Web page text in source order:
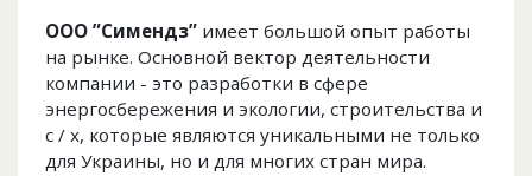
ООО ”Симендз” имеет большой опыт работы
на рынке. Основной вектор деятельности
компании - это разработки в сфере
энергосбережения и экологии, строительства и
с / х, которые являются уникальными не только
для Украины, но и для многих стран мира.